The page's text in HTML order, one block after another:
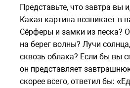
Представьте, что завтра вы
Какая картина возникает в
Сёрферы и замки из песка?
на берег волны? Лучи
сквозь облака? Если бы вы
он представляет
скорее всего, ответил бы: